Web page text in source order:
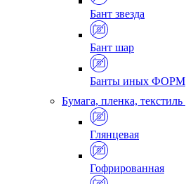
Бант звезда
Бант шар
Банты иных ФОРМ
Бумага, пленка, текстиль
Глянцевая
Гофрированная